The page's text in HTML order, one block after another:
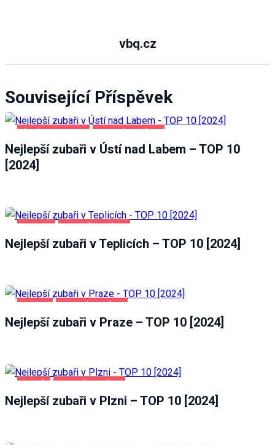
vbq.cz
Související Příspěvek
Nejlepší zubaři v Ústí nad Labem – TOP 10
[2024]
Nejlepší zubaři v Teplicích – TOP 10 [2024]
Nejlepší zubaři v Praze – TOP 10 [2024]
Nejlepší zubaři v Plzni – TOP 10 [2024]